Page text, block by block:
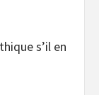
s’il en